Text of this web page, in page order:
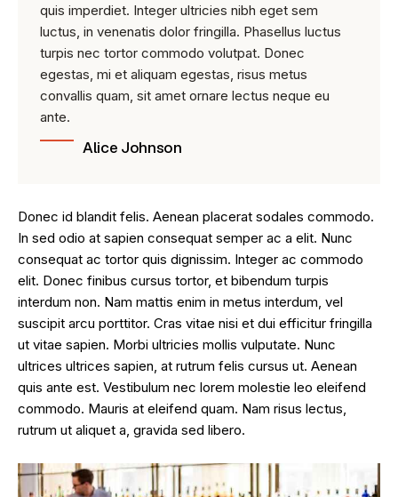
quis imperdiet. Integer ultricies nibh eget sem
luctus, in venenatis dolor fringilla. Phasellus luctus
turpis nec tortor commodo volutpat. Donec
egestas, mi et aliquam egestas, risus metus
convallis quam, sit amet ornare lectus neque eu
ante.
Alice Johnson
Donec id blandit felis. Aenean placerat sodales commodo.
In sed odio at sapien consequat semper ac a elit. Nunc
consequat ac tortor quis dignissim. Integer ac commodo
elit. Donec finibus cursus tortor, et bibendum turpis
interdum non. Nam mattis enim in metus interdum, vel
suscipit arcu porttitor. Cras vitae nisi et dui efficitur fringilla
ut vitae sapien. Morbi ultricies mollis vulputate. Nunc
ultrices ultrices sapien, at rutrum felis cursus ut. Aenean
quis ante est. Vestibulum nec lorem molestie leo eleifend
commodo. Mauris at eleifend quam. Nam risus lectus,
rutrum ut aliquet a, gravida sed libero.